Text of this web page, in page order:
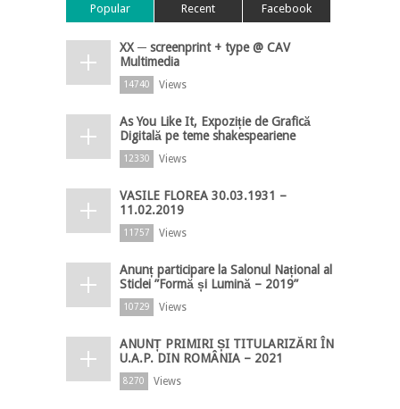
Popular Recent Facebook
XX ─ screenprint + type @ CAV
Multimedia
14740 Views
As You Like It, Expoziție de Grafică
Digitală pe teme shakespeariene
12330 Views
VASILE FLOREA 30.03.1931 –
11.02.2019
11757 Views
Anunț participare la Salonul Național al
Sticlei ”Formă și Lumină – 2019”
10729 Views
ANUNȚ PRIMIRI ȘI TITULARIZĂRI ÎN
U.A.P. DIN ROMÂNIA – 2021
8270 Views